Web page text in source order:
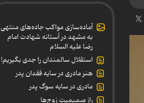
آماده‌سازی مواکب جاده‌های منتهی
به مشهد در آستانه شهادت امام
رضا علیه السلام
استقلال سالمندان را جدی بگیریم!
هنر مادری در سایه‌ فقدان پدر
مادری در سایه سوگ پدر
راز صمیمیت زوج‌ها